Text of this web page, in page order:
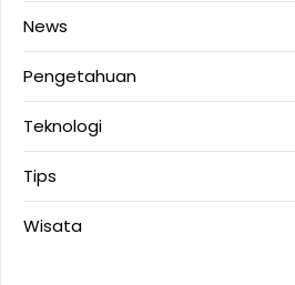
News
Pengetahuan
Teknologi
Tips
Wisata